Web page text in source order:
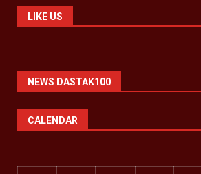
LIKE US
NEWS DASTAK100
CALENDAR